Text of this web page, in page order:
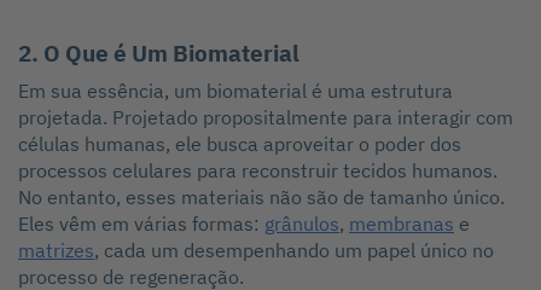
2. O Que é Um Biomaterial
Em sua essência, um biomaterial é uma estrutura
projetada. Projetado propositalmente para interagir com
células humanas, ele busca aproveitar o poder dos
processos celulares para reconstruir tecidos humanos.
No entanto, esses materiais não são de tamanho único.
Eles vêm em várias formas: grânulos, membranas e
matrizes, cada um desempenhando um papel único no
processo de regeneração.